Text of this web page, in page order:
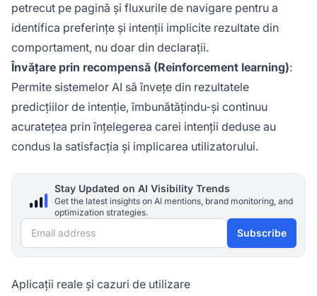
petrecut pe pagină și fluxurile de navigare pentru a
identifica preferințe și intenții implicite rezultate din
comportament, nu doar din declarații.
Învățare prin recompensă (Reinforcement learning):
Permite sistemelor AI să învețe din rezultatele
predicțiilor de intenție, îmbunătățindu-și continuu
acuratețea prin înțelegerea carei intenții deduse au
condus la satisfacția și implicarea utilizatorului.
Stay Updated on AI Visibility Trends
Get the latest insights on AI mentions, brand monitoring, and
optimization strategies.
Email address Subscribe
Aplicații reale și cazuri de utilizare